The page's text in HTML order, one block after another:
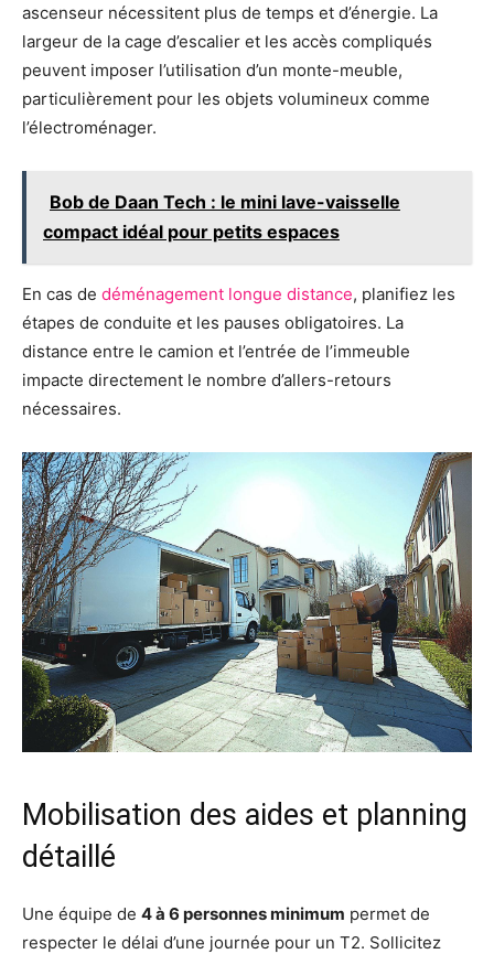
ascenseur nécessitent plus de temps et d’énergie. La
largeur de la cage d’escalier et les accès compliqués
peuvent imposer l’utilisation d’un monte-meuble,
particulièrement pour les objets volumineux comme
l’électroménager.
Bob de Daan Tech : le mini lave-vaisselle
compact idéal pour petits espaces
En cas de déménagement longue distance, planifiez les
étapes de conduite et les pauses obligatoires. La
distance entre le camion et l’entrée de l’immeuble
impacte directement le nombre d’allers-retours
nécessaires.
Mobilisation des aides et planning
détaillé
Une équipe de 4 à 6 personnes minimum permet de
respecter le délai d’une journée pour un T2. Sollicitez